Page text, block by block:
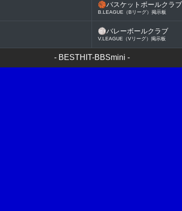
🏀バスケットボールクラブ
B.LEAGUE（Bリーグ）掲示板
🏐バレーボールクラブ
V.LEAGUE（Vリーグ）掲示板
- BESTHIT-BBSmini -